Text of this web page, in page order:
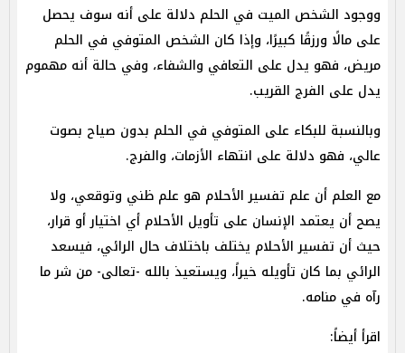
ووجود الشخص الميت في الحلم دلالة على أنه سوف يحصل
على مالًا ورزقًا كبيرًا، وإذا كان الشخص المتوفي في الحلم
مريض، فهو يدل على التعافي والشفاء، وفي حالة أنه مهموم
يدل على الفرج القريب.
وبالنسبة للبكاء على المتوفي في الحلم بدون صياح بصوت
عالي، فهو دلالة على انتهاء الأزمات، والفرج.
مع العلم أن علم تفسير الأحلام هو علم ظني وتوقعي، ولا
يصح أن يعتمد الإنسان على تأويل الأحلام أي اختيار أو قرار،
حيث أن تفسير الأحلام يختلف باختلاف حال الرائي، فيسعد
الرائي بما كان تأويله خيراً، ويستعيذ بالله -تعالى- من شر ما
رآه في منامه.
اقرأ أيضاً: